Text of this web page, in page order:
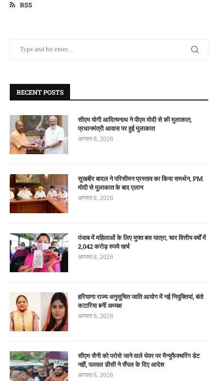
RSS
RECENT POSTS
सीएम योगी आदित्यनाथ ने पीएम मोदी से की मुलाकात,
प्रधानमंत्री आवास पर हुई मुलाकात
अगस्त 8, 2026
सुखबीर बादल ने परिसीमन प्रस्ताव का किया समर्थन, PM
मोदी से मुलाकात के बाद एलान
अगस्त 8, 2026
पंजाब में महिलाओं के लिए मुफ्त बस यात्रा, चार वित्तीय वर्षों में
2,042 करोड़ रुपये खर्च
अगस्त 8, 2026
हरियाणा राज्य अनुसूचित जाति आयोग में नई नियुक्तियां, बंतो
कटारिया बनीं अध्यक्ष
अगस्त 8, 2026
सीएम सैनी को परोसे जाने वाले घेवर पर मैन्युफैक्चरिंग डेट
नहीं, पलवल डीसी ने सैंपल के दिए आदेश
अगस्त 8, 2026